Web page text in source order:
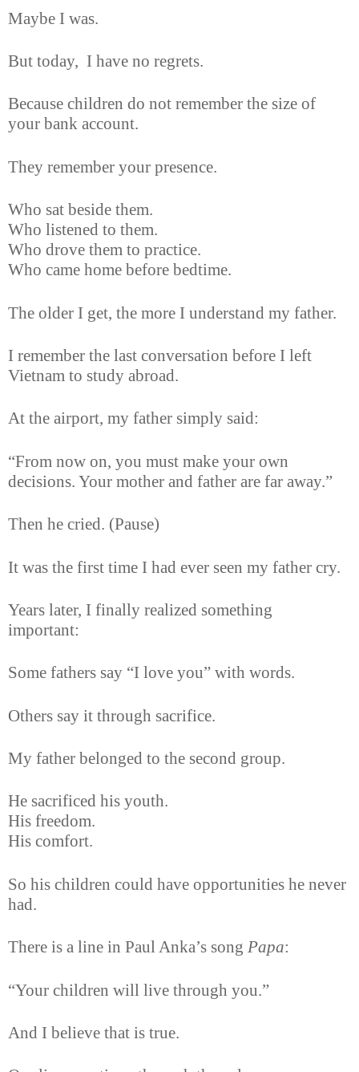
Maybe I was.
But today, I have no regrets.
Because children do not remember the size of
your bank account.
They remember your presence.
Who sat beside them.
Who listened to them.
Who drove them to practice.
Who came home before bedtime.
The older I get, the more I understand my father.
I remember the last conversation before I left
Vietnam to study abroad.
At the airport, my father simply said:
“From now on, you must make your own
decisions. Your mother and father are far away.”
Then he cried. (Pause)
It was the first time I had ever seen my father cry.
Years later, I finally realized something
important:
Some fathers say “I love you” with words.
Others say it through sacrifice.
My father belonged to the second group.
He sacrificed his youth.
His freedom.
His comfort.
So his children could have opportunities he never
had.
There is a line in Paul Anka’s song Papa:
“Your children will live through you.”
And I believe that is true.